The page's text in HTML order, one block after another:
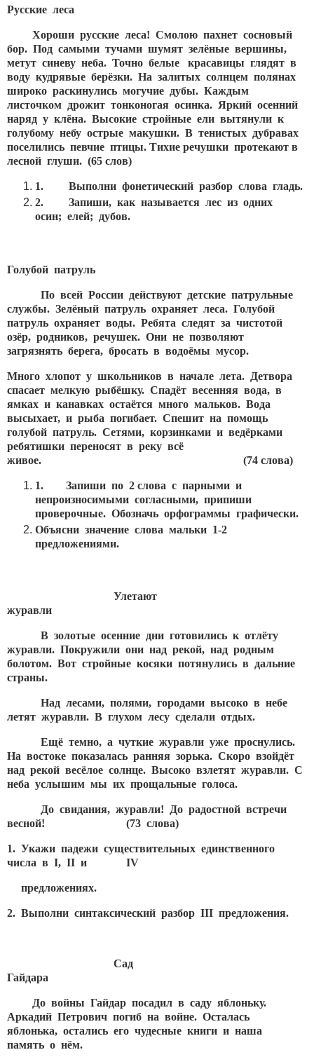
Русские леса
Хороши русские леса! Смолою пахнет сосновый
бор. Под самыми тучами шумят зелёные вершины,
метут синеву неба. Точно белые красавицы глядят в
воду кудрявые берёзки. На залитых солнцем полянах
широко раскинулись могучие дубы. Каждым
листочком дрожит тонконогая осинка. Яркий осенний
наряд у клёна. Высокие стройные ели вытянули к
голубому небу острые макушки. В тенистых дубравах
поселились певчие птицы. Тихие речушки протекают в
лесной глуши. (65 слов)
1. Выполни фонетический разбор слова гладь.
2. Запиши, как называется лес из одних
осин; елей; дубов.
Голубой патруль
По всей России действуют детские патрульные
службы. Зелёный патруль охраняет леса. Голубой
патруль охраняет воды. Ребята следят за чистотой
озёр, родников, речушек. Они не позволяют
загрязнять берега, бросать в водоёмы мусор.
Много хлопот у школьников в начале лета. Детвора
спасает мелкую рыбёшку. Спадёт весенняя вода, в
ямках и канавках остаётся много мальков. Вода
высыхает, и рыба погибает. Спешит на помощь
голубой патруль. Сетями, корзинками и ведёрками
ребятишки переносят в реку всё
живое. (74 слова)
1. Запиши по 2 слова с парными и
непроизносимыми согласными, припиши
проверочные. Обозначь орфограммы графически.
Объясни значение слова мальки 1-2
предложениями.
Улетают
журавли
В золотые осенние дни готовились к отлёту
журавли. Покружили они над рекой, над родным
болотом. Вот стройные косяки потянулись в дальние
страны.
Над лесами, полями, городами высоко в небе
летят журавли. В глухом лесу сделали отдых.
Ещё темно, а чуткие журавли уже проснулись.
На востоке показалась ранняя зорька. Скоро взойдёт
над рекой весёлое солнце. Высоко взлетят журавли. С
неба услышим мы их прощальные голоса.
До свидания, журавли! До радостной встречи
весной!
(73 слова)
1. Укажи падежи существительных единственного
числа в I, II и IV
предложениях.
2. Выполни синтаксический разбор III предложения.
Сад
Гайдара
До войны Гайдар посадил в саду яблоньку.
Аркадий Петрович погиб на войне. Осталась
яблонька, остались его чудесные книги и наша
память о нём.